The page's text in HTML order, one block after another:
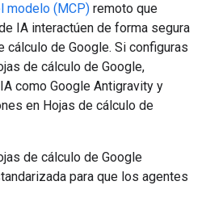
modelo (MCP) remoto que
IA interactúen de forma segura
cálculo de Google. Si configuras
de cálculo de Google,
como Google Antigravity y
en Hojas de cálculo de
de cálculo de Google
para que los agentes